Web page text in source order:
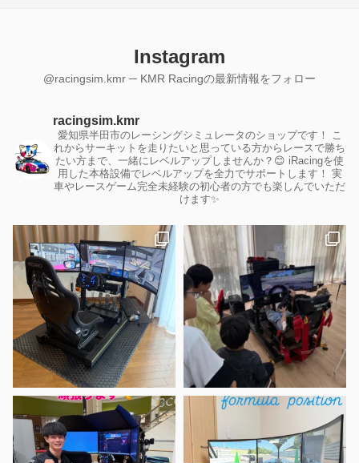
Instagram
@racingsim.kmr ─ KMR Racingの最新情報をフォロー
racingsim.kmr
愛知県半田市のレーシングシミュレータのショップです！
こ
れからサーキットを走りたいと思っている方からレースで勝ち
たい方まで、一緒にレベルアップしませんか？😊 iRacingを使
用した本格設備でレベルアップを全力でサポートします！
実
車やレースゲーム完全未経験の初心者の方でも楽しんでいただ
けます✨